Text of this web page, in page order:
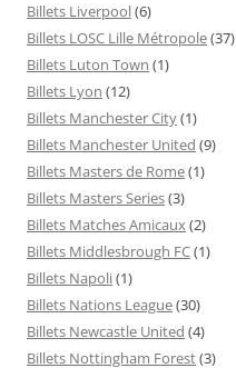
Billets Liverpool(6)
Billets LOSC Lille Métropole(37)
Billets Luton Town (1)
Billets Lyon (12)
Billets Manchester City(1)
Billets Manchester United (9)
Billets Masters de Rome(1)
Billets Masters Series(3)
Billets Matches Amicaux(2)
Billets Middlesbrough FC(1)
Billets Napoli(1)
Billets Nations League(30)
Billets Newcastle United (4)
Billets Nottingham Forest(3)